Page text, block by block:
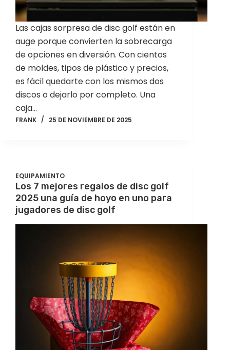
Las cajas sorpresa de disc golf están en
auge porque convierten la sobrecarga
de opciones en diversión. Con cientos
de moldes, tipos de plástico y precios,
es fácil quedarte con los mismos dos
discos o dejarlo por completo. Una
caja…
FRANK 25 DE NOVIEMBRE DE 2025
EQUIPAMIENTO
Los 7 mejores regalos de disc golf
2025 una guía de hoyo en uno para
jugadores de disc golf